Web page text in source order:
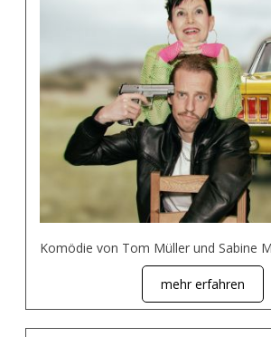
Komödie von Tom Müller und Sabine
mehr erfahren